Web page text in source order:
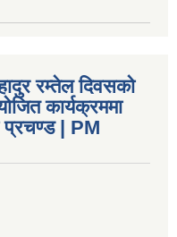
रम्तेल दिवसको
कार्यक्रममा
प्रचण्ड | PM